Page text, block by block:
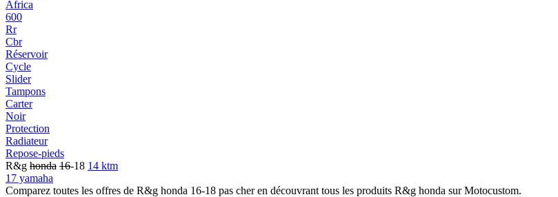
Africa
600
Rr
Cbr
Réservoir
Cycle
Slider
Tampons
Carter
Noir
Protection
Radiateur
Repose-pieds
R&g honda 16-18 14 ktm
17 yamaha
Comparez toutes les offres de R&g honda 16-18 pas cher en découvrant tous les produits R&g honda sur Motocustom.